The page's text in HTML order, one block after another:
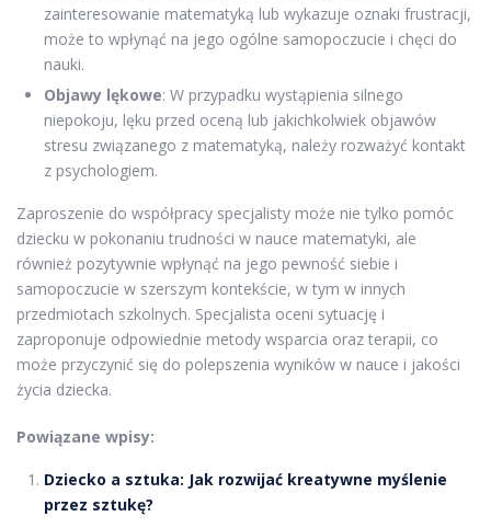
zainteresowanie matematyką lub wykazuje oznaki frustracji,
może to wpłynąć na jego ogólne samopoczucie i chęci do
nauki.
Objawy lękowe: W przypadku wystąpienia silnego
niepokoju, lęku przed oceną lub jakichkolwiek objawów
stresu związanego z matematyką, należy rozważyć kontakt
z psychologiem.
Zaproszenie do współpracy specjalisty może nie tylko pomóc
dziecku w pokonaniu trudności w nauce matematyki, ale
również pozytywnie wpłynąć na jego pewność siebie i
samopoczucie w szerszym kontekście, w tym w innych
przedmiotach szkolnych. Specjalista oceni sytuację i
zaproponuje odpowiednie metody wsparcia oraz terapii, co
może przyczynić się do polepszenia wyników w nauce i jakości
życia dziecka.
Powiązane wpisy:
Dziecko a sztuka: Jak rozwijać kreatywne myślenie
przez sztukę?